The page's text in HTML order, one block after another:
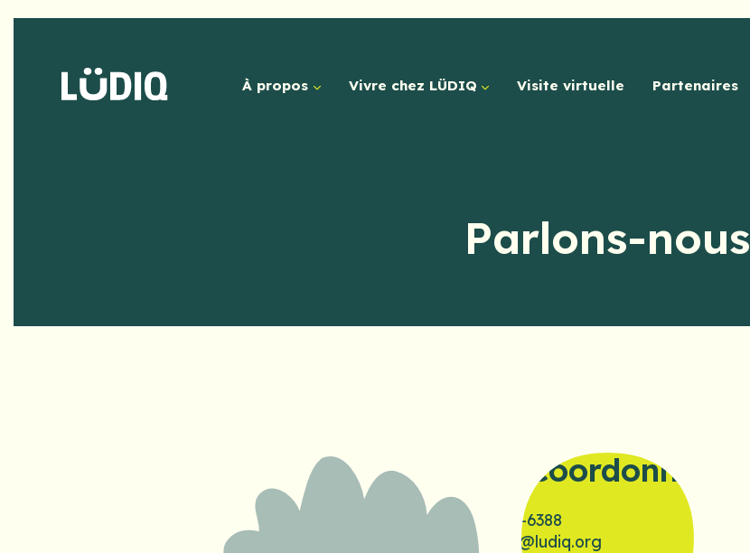
À propos Vivre chez LÜDIQ Visite virtuelle Partenaires
Parlons-nous
Nos coordonnées
819-699-6388
bonjour@ludiq.org